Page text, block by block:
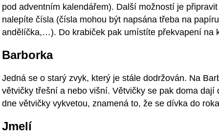
pod adventním kalendářem). Další možností je
nalepíte čísla (čísla mohou být napsána třeba na
andělíčka,…). Do krabiček pak umístíte překvapení na
Barborka
Jedná se o starý zvyk, který je stále dodržován. Na
větvičky třešní a nebo višní. Větvičky se pak doma
dne větvičky vykvetou, znamená to, že se dívka do
Jmelí